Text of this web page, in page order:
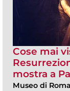
Cose mai
mostra a
Museo di Roma